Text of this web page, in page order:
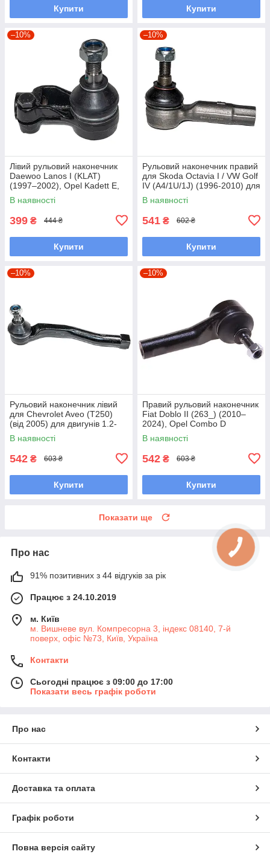
Купити Купити
–10%
Лівий рульовий наконечник
Daewoo Lanos I (KLAT)
(1997–2002), Opel Kadett E,
Opel Ascona C
В наявності
399 ₴ 444 ₴
Купити
–10%
Рульовий наконечник правий
для Skoda Octavia I / VW Golf
IV (A4/1U/1J) (1996-2010) для
двиг. 1.4-2.0L
В наявності
541 ₴ 602 ₴
Купити
–10%
Рульовий наконечник лівий
для Chevrolet Aveo (T250)
(від 2005) для двигунів 1.2-
1.6L
В наявності
542 ₴ 603 ₴
Купити
–10%
Правий рульовий наконечник
Fiat Doblo II (263_) (2010–
2024), Opel Combo D
В наявності
542 ₴ 603 ₴
Купити
Показати ще
Про нас
91% позитивних з 44 відгуків за рік
Працює з 24.10.2019
м. Київ
м. Вишневе вул. Компресорна 3, індекс 08140, 7-й
поверх, офіс №73, Київ, Україна
Контакти
Сьогодні працює з 09:00 до 17:00
Показати весь графік роботи
Про нас
Контакти
Доставка та оплата
Графік роботи
Повна версія сайту